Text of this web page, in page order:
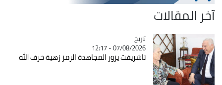
آخر المقالات
Catégorie
تاريخ
07/08/2026 - 12:17
تاشريفت يزور المجاهدة الرمز زهية خرف الله